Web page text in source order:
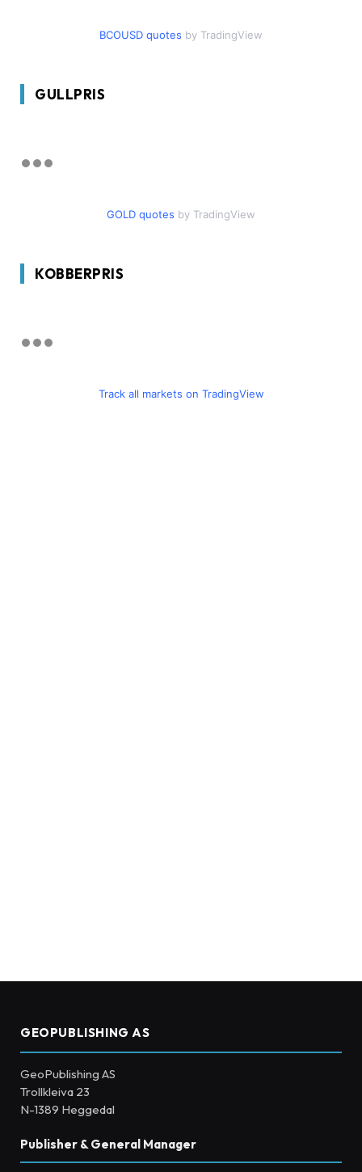
BCOUSD quotes by TradingView
GULLPRIS
GOLD quotes by TradingView
KOBBERPRIS
Track all markets on TradingView
GEOPUBLISHING AS
GeoPublishing AS
Trollkleiva 23
N-1389 Heggedal
Publisher & General Manager